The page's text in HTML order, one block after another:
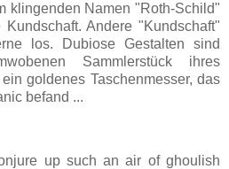
klingenden Namen "Roth-Schild"
Andere "Kundschaft"
los. Dubiose Gestalten sind
Sammlerstück ihres
goldenes Taschenmesser, das
befand ...
up such an air of ghoulish